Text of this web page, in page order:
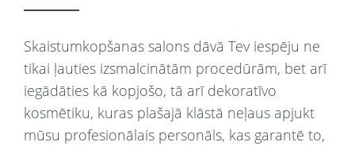
Skaistumkopšanas salons dāvā Tev iespēju ne
tikai ļauties izsmalcinātām procedūrām, bet arī
iegādāties kā kopjošo, tā arī dekoratīvo
kosmētiku, kuras plašajā klāstā neļaus apjukt
mūsu profesionālais personāls, kas garantē to,